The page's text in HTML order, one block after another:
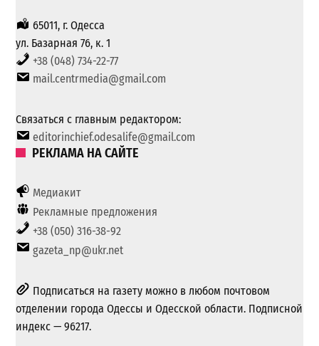
65011, г. Одесса
ул. Базарная 76, к. 1
+38 (048) 734-22-77
mail.centrmedia@gmail.com
Связаться с главным редактором:
editorinchief.odesalife@gmail.com
РЕКЛАМА НА САЙТЕ
Медиакит
Рекламные предложения
+38 (050) 316-38-92
gazeta_np@ukr.net
Подписаться на газету можно в любом почтовом
отделении города Одессы и Одесской области. Подписной
индекс — 96217.